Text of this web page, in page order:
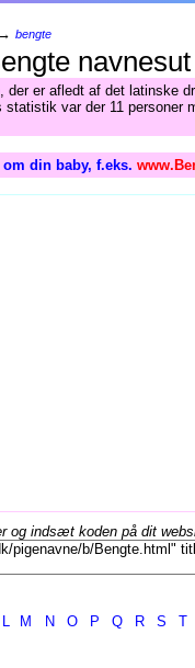
→ bengte
, der er afledt af det latinske
var der 11 personer
din baby, f.eks.
og indsæt koden på dit
L M N O P Q R S T